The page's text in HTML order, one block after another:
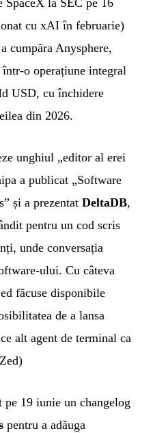
la SEC pe 16
cu xAI în februarie)
cumpăra Anysphere,
o operațiune integral
USD, cu închidere
din 2026.
unghiul „editor al erei
a publicat „Software
și a prezentat DeltaDB,
pentru un cod scris
unde conversația
ului. Cu câteva
făcuse disponibile
de a lansa
alt agent de terminal ca
)
19 iunie un changelog
pentru a adăuga